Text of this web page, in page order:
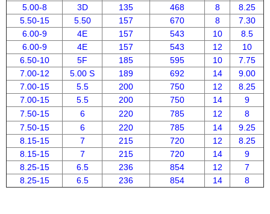
5.00-8
3D 135 468 8
8.25
5.50-15
5.50 157 670 8
7.30
6.00-9
4E 157 543 10
8.5
6.00-9
4E 157 543 12
10
6.50-10
5F 185 595 10
7.75
7.00-12
5.00 S 189 692 14
9.00
7.00-15
5.5 200 750 12
8.25
7.00-15
5.5 200 750 14
9
7.50-15
6 220 785 12
8
7.50-15
6 220 785 14
9.25
8.15-15
7 215 720 12
8.25
8.15-15
7 215 720 14
9
8.25-15
6.5 236 854 12
7
8.25-15
6.5 236 854 14 8